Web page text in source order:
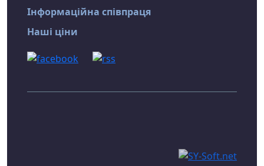
Інформаційна співпраця
Наші ціни